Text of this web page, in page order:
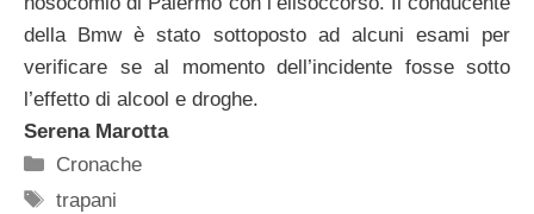
della Bmw è stato sottoposto ad alcuni esami per
verificare se al momento dell’incidente fosse sotto
l’effetto di alcool e droghe.
Serena Marotta
Categorie
Cronache
Tag
trapani